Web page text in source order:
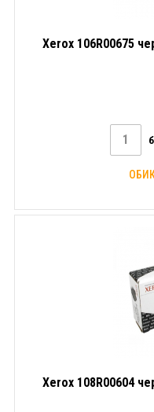
Xerox 106R00675
Xerox 108R00604